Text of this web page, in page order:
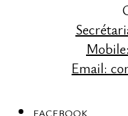
Email:
FACEBOOK